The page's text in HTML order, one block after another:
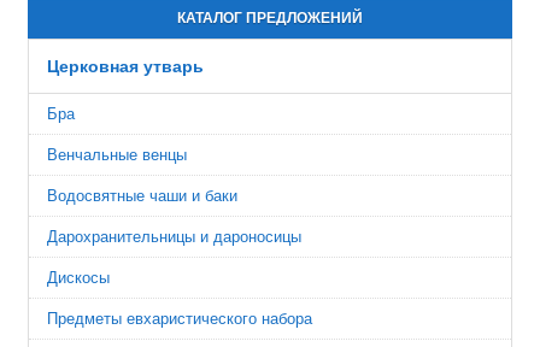
КАТАЛОГ ПРЕДЛОЖЕНИЙ
Церковная утварь
Бра
Венчальные венцы
Водосвятные чаши и баки
Дарохранительницы и дароносицы
Дискосы
Предметы евхаристического набора